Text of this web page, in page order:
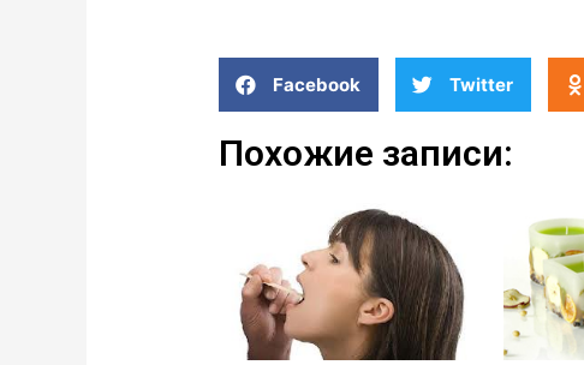
Facebook Twitter
Похожие записи: